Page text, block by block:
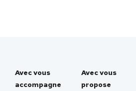
Avec vous
accompagne
Avec vous
propose